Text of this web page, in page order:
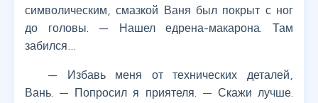
символическим, смазкой Ваня был покрыт с ног
до головы. — Нашел едрена-макарона. Там
забился…
— Избавь меня от технических деталей,
Вань. — Попросил я приятеля. — Скажи лучше.